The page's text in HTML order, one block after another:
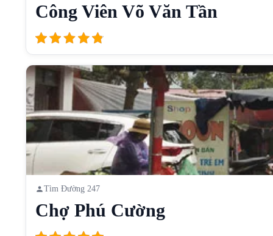
Công Viên Võ Văn Tần
Tìm Đường 247
Chợ Phú Cường